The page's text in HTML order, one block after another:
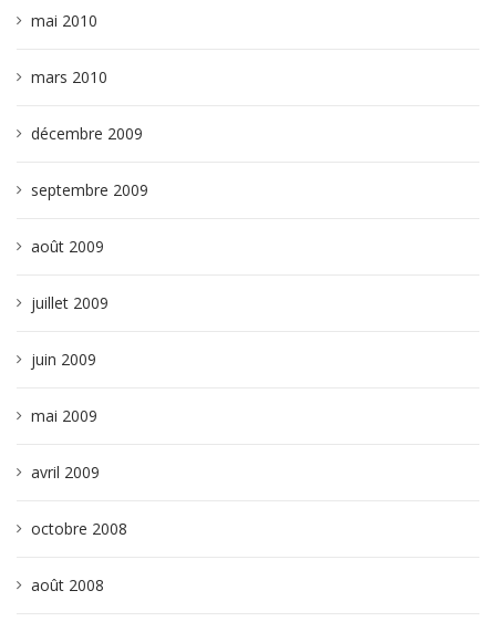
mai 2010
mars 2010
décembre 2009
septembre 2009
août 2009
juillet 2009
juin 2009
mai 2009
avril 2009
octobre 2008
août 2008